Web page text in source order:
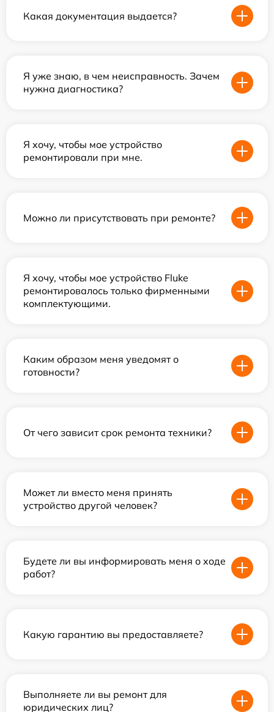
Какая документация выдается?
Я уже знаю, в чем неисправность. Зачем
нужна диагностика?
Я хочу, чтобы мое устройство
ремонтировали при мне.
Можно ли присутствовать при ремонте?
Я хочу, чтобы мое устройство Fluke
ремонтировалось только фирменными
комплектующими.
Каким образом меня уведомят о
готовности?
От чего зависит срок ремонта техники?
Может ли вместо меня принять
устройство другой человек?
Будете ли вы информировать меня о ходе
работ?
Какую гарантию вы предоставляете?
Выполняете ли вы ремонт для
юридических лиц?